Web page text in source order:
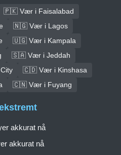
🇵🇰 Vær i Faisalabad
🇳🇬 Vær i Lagos
🇺🇬 Vær i Kampala
🇸🇦 Vær i Jeddah
🇨🇩 Vær i Kinshasa
🇨🇳 Vær i Fuyang
akkurat nå
akkurat nå